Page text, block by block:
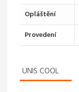
Opláštění
Provedení
UNIS COOL